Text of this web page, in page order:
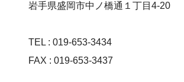
岩手県盛岡市中ノ橋通１丁目4-20
TEL : 019-653-3434
FAX : 019-653-3437